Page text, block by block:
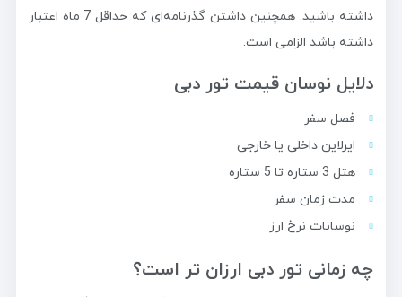
داشته باشید. همچنین داشتن گذرنامه‌ای که حداقل 7 ماه اعتبار
داشته باشد الزامی است.
دلایل نوسان قیمت تور دبی
فصل سفر
ایرلاین داخلی یا خارجی
هتل 3 ستاره تا 5 ستاره
مدت زمان سفر
نوسانات نرخ ارز
چه زمانی تور دبی ارزان تر است؟